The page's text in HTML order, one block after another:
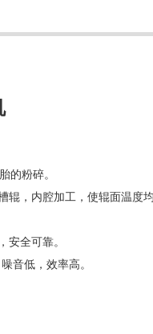
的粉碎。
，内腔加工，使辊面温度均
安全可靠。
音低，效率高。